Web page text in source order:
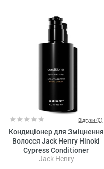
Відгуки (0)
Кондиціонер для Зміцнення
Волосся Jack Henry Hinoki
Cypress Conditioner
Jack Henry